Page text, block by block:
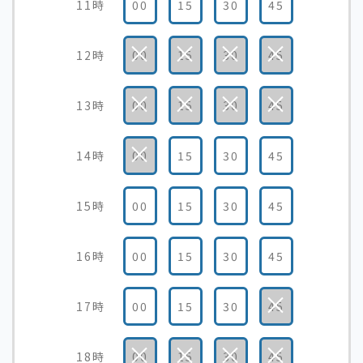
11時 00 15 30 45
12時 00
× 15
× 30
× 45
×
13時 00
× 15
× 30
× 45
×
14時 00
× 15 30 45
15時 00 15 30 45
16時 00 15 30 45
17時 00 15 30 45
×
18時 00
× 15
× 30
× 45
×